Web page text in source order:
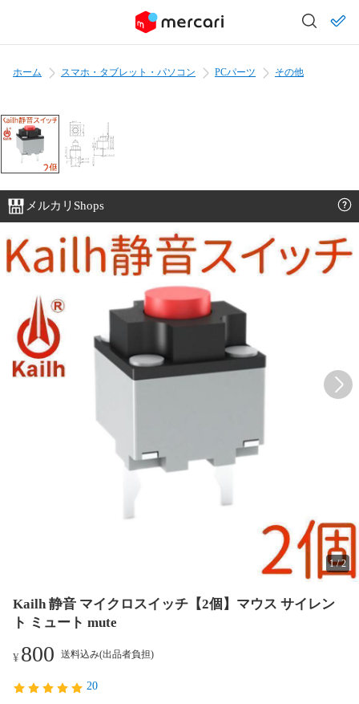
ホーム スマホ・タブレット・パソコン PCパーツ その他
メルカリShops
1/2
Kailh 静音 マイクロスイッチ【2個】マウス サイレン
ト ミュート mute
¥800 送料込み(出品者負担)
20